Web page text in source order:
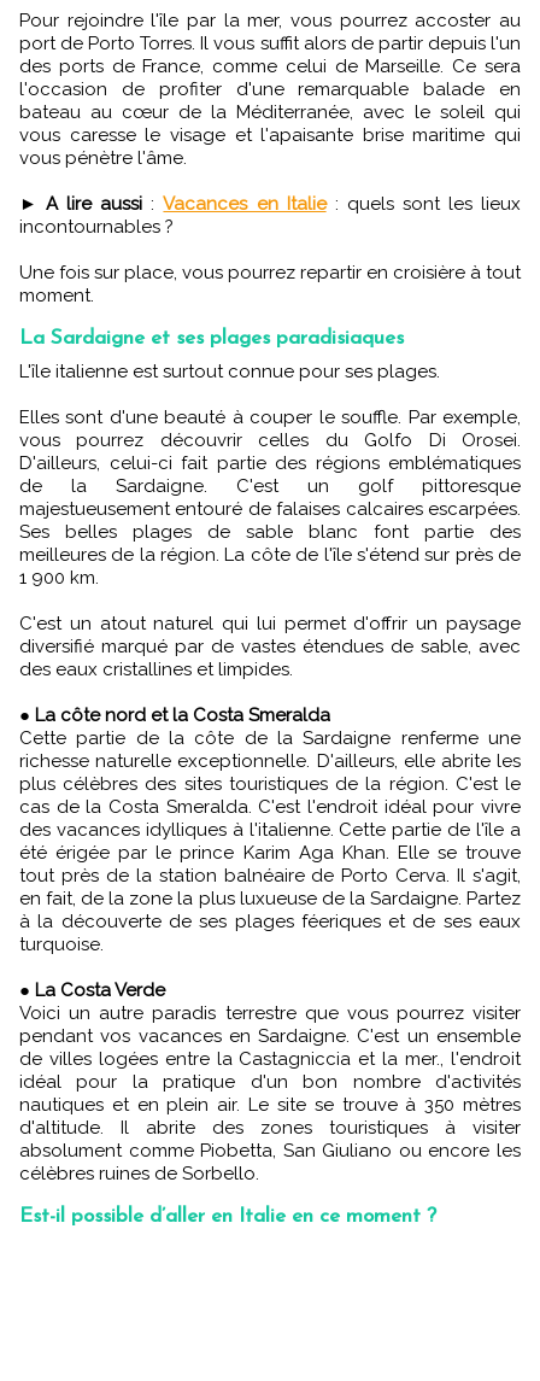
Pour rejoindre l'île par la mer, vous pourrez accoster au
port de Porto Torres. Il vous suffit alors de partir depuis l'un
des ports de France, comme celui de Marseille. Ce sera
l'occasion de profiter d'une remarquable balade en
bateau au cœur de la Méditerranée, avec le soleil qui
vous caresse le visage et l'apaisante brise maritime qui
vous pénètre l'âme.
►A lire aussi :Vacances en Italie: quels sont les lieux
incontournables ?
Une fois sur place, vous pourrez repartir en croisière à tout
moment.
La Sardaigne et ses plages paradisiaques
L'île italienne est surtout connue pour ses plages.
Elles sont d'une beauté à couper le souffle. Par exemple,
vous pourrez découvrir celles du Golfo Di Orosei.
D'ailleurs, celui-ci fait partie des régions emblématiques
de la Sardaigne. C'est un golf pittoresque
majestueusement entouré de falaises calcaires escarpées.
Ses belles plages de sable blanc font partie des
meilleures de la région. La côte de l'île s'étend sur près de
1 900 km.
C'est un atout naturel qui lui permet d'offrir un paysage
diversifié marqué par de vastes étendues de sable, avec
des eaux cristallines et limpides.
● La côte nord et la Costa Smeralda
Cette partie de la côte de la Sardaigne renferme une
richesse naturelle exceptionnelle. D'ailleurs, elle abrite les
plus célèbres des sites touristiques de la région. C'est le
cas de la Costa Smeralda. C'est l'endroit idéal pour vivre
des vacances idylliques à l'italienne. Cette partie de l'île a
été érigée par le prince Karim Aga Khan. Elle se trouve
tout près de la station balnéaire de Porto Cerva. Il s'agit,
en fait, de la zone la plus luxueuse de la Sardaigne. Partez
à la découverte de ses plages féeriques et de ses eaux
turquoise.
● La Costa Verde
Voici un autre paradis terrestre que vous pourrez visiter
pendant vos vacances en Sardaigne. C'est un ensemble
de villes logées entre la Castagniccia et la mer., l'endroit
idéal pour la pratique d'un bon nombre d'activités
nautiques et en plein air. Le site se trouve à 350 mètres
d'altitude. Il abrite des zones touristiques à visiter
absolument comme Piobetta, San Giuliano ou encore les
célèbres ruines de Sorbello.
Est-il possible d’aller en Italie en ce moment ?